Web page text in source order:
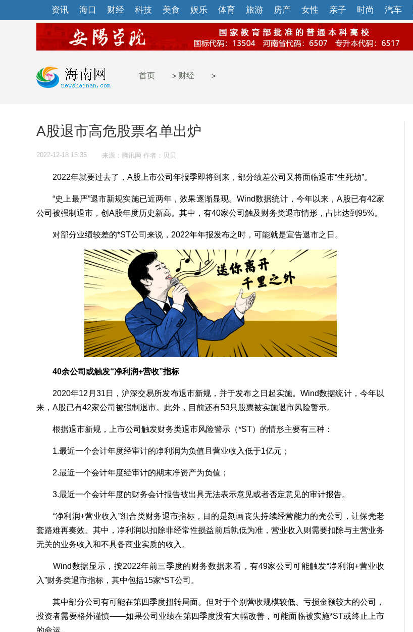
资讯 海口 财经 科技 美食 娱乐 体育 旅游 房产 女性 亲子 时尚 汽车
首页 > 财经 >
A股退市高危股票名单出炉
2022-12-18 15:35 来源：腾讯网 作者：贝贝
2022年就要过去了，A股上市公司年报季即将到来，部分绩差公司又将面临退市“生死劫”。
“史上最严”退市新规实施已近两年，效果逐渐显现。Wind数据统计，今年以来，A股已有42家
公司被强制退市，创A股年度历史新高。其中，有40家公司触及财务类退市情形，占比达到95%。
对部分业绩较差的*ST公司来说，2022年年报发布之时，可能就是宣告退市之日。
40余公司或触发“净利润+营收”指标
2020年12月31日，沪深交易所发布退市新规，并于发布之日起实施。Wind数据统计，今年以
来，A股已有42家公司被强制退市。此外，目前还有53只股票被实施退市风险警示。
根据退市新规，上市公司触发财务类退市风险警示（*ST）的情形主要有三种：
1.最近一个会计年度经审计的净利润为负值且营业收入低于1亿元；
2.最近一个会计年度经审计的期末净资产为负值；
3.最近一个会计年度的财务会计报告被出具无法表示意见或者否定意见的审计报告。
“净利润+营业收入”组合类财务退市指标，目的是刻画丧失持续经营能力的壳公司，让保壳老
套路难再奏效。其中，净利润以扣除非经常性损益前后孰低为准，营业收入则需要扣除与主营业务
无关的业务收入和不具备商业实质的收入。
Wind数据显示，按2022年前三季度的财务数据来看，有49家公司可能触发“净利润+营业收
入”财务类退市指标，其中包括15家*ST公司。
其中部分公司有可能在第四季度扭转局面。但对于个别营收规模较低、亏损金额较大的公司，
投资者需要格外谨慎——如果公司业绩在第四季度没有大幅改善，可能面临被实施*ST或终止上市
的命运。